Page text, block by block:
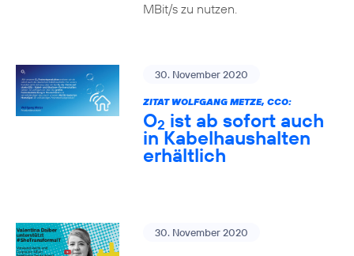
MBit/s zu nutzen.
30. November 2020
ZITAT WOLFGANG METZE, CCO:
O2 ist ab sofort auch
in Kabelhaushalten
erhältlich
30. November 2020